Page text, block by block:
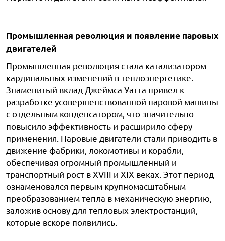
Промышленная революция и появление паровых
двигателей
Промышленная революция стала катализатором
кардинальных изменений в теплоэнергетике.
Знаменитый вклад Джеймса Уатта привел к
разработке усовершенствованной паровой машины
с отдельным конденсатором, что значительно
повысило эффективность и расширило сферу
применения. Паровые двигатели стали приводить в
движение фабрики, локомотивы и корабли,
обеспечивая огромный промышленный и
транспортный рост в XVIII и XIX веках. Этот период
ознаменовался первым крупномасштабным
преобразованием тепла в механическую энергию,
заложив основу для тепловых электростанций,
которые вскоре появились.